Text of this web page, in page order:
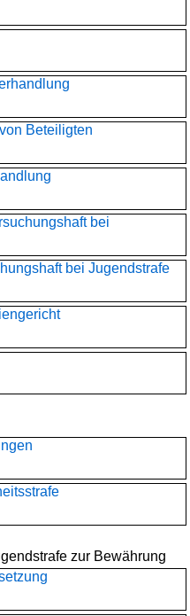
Beteiligten
bei
bei Jugendstrafe
zur Bewährung